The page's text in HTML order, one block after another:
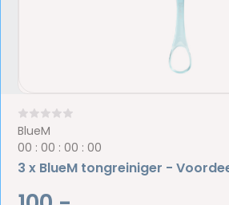
BlueM
00 :00 :00 :00
3 x BlueM tongreiniger -